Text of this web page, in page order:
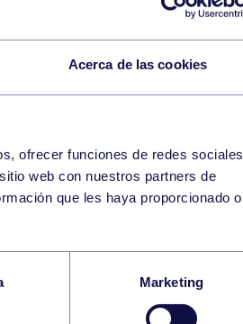
Acerca de las cookies
ofrecer funciones de redes sociales
web con nuestros partners de
que les haya proporcionado o
Marketing